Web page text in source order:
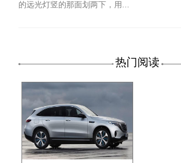
的远光灯竖的那面划两下，用...
热门阅读